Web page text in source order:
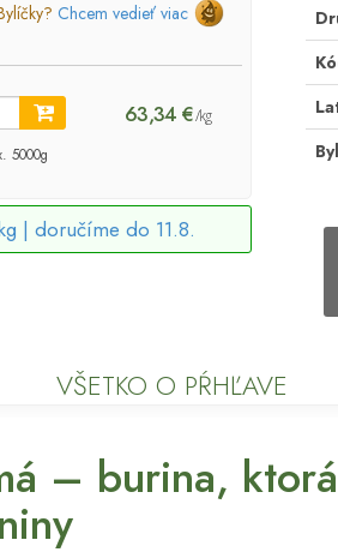
Chcem vedieť viac
63,34 €/kg
5000g
| doručíme do 11.8.
VŠETKO O PŔHĽAVE
– burina,